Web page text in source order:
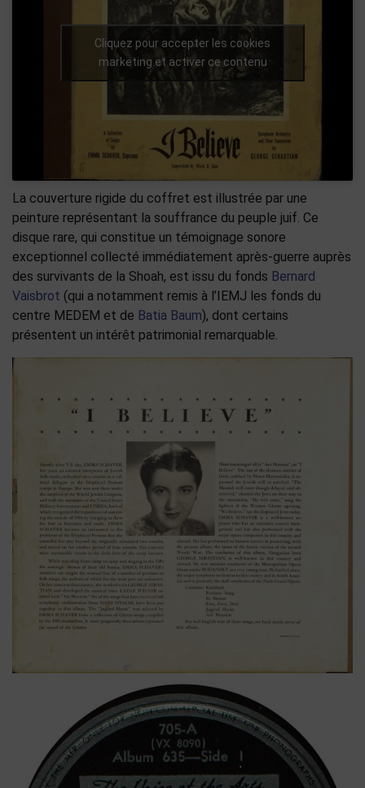
Cliquez pour accepter les cookies
marketing et activer ce contenu
La couverture rigide du coffret est illustrée par une
peinture représentant la souffrance du peuple juif. Ce
disque rare, qui constitue un témoignage sonore
exceptionnel collecté immédiatement après-guerre auprès
des survivants de la Shoah, est issu du fonds Bernard
Vaisbrot (qui a notamment remis à l’IEMJ les fonds du
centre MEDEM et de Batia Baum), dont certains
présentent un intérêt patrimonial remarquable.